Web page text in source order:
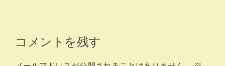
コメントを残す